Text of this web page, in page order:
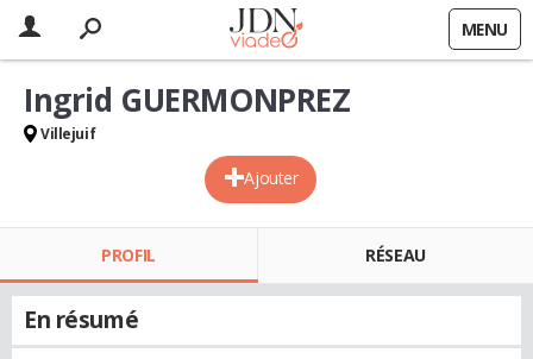
MENU
Ajouter
Ingrid GUERMONPREZ
Villejuif
PROFIL RÉSEAU
En résumé